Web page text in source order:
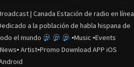
| Canada Estación de radio en línea
a la población de habla hispana de
el mundo
▪Music ▪Events
Artist▪Promo Download APP iOS